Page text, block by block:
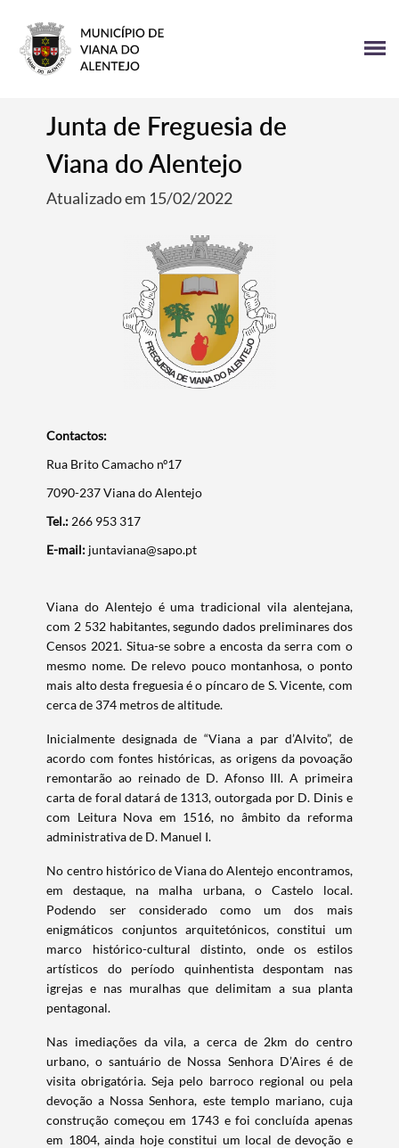
Termo de Pesquisa
Junta de Freguesia de
Viana do Alentejo
Atualizado em 15/02/2022
Contactos:
Rua Brito Camacho nº17
7090-237 Viana do Alentejo
Tel.: 266 953 317
E-mail: juntaviana@sapo.pt
Viana do Alentejo é uma tradicional vila alentejana,
com 2 532 habitantes, segundo dados preliminares dos
Censos 2021. Situa-se sobre a encosta da serra com o
mesmo nome. De relevo pouco montanhosa, o ponto
mais alto desta freguesia é o píncaro de S. Vicente, com
cerca de 374 metros de altitude.
Inicialmente designada de “Viana a par d’Alvito”, de
acordo com fontes históricas, as origens da povoação
remontarão ao reinado de D. Afonso III. A primeira
carta de foral datará de 1313, outorgada por D. Dinis e
com Leitura Nova em 1516, no âmbito da reforma
administrativa de D. Manuel I.
No centro histórico de Viana do Alentejo encontramos,
em destaque, na malha urbana, o Castelo local.
Podendo ser considerado como um dos mais
enigmáticos conjuntos arquitetónicos, constitui um
marco histórico-cultural distinto, onde os estilos
artísticos do período quinhentista despontam nas
igrejas e nas muralhas que delimitam a sua planta
pentagonal.
Nas imediações da vila, a cerca de 2km do centro
urbano, o santuário de Nossa Senhora D’Aires é de
visita obrigatória. Seja pelo barroco regional ou pela
devoção a Nossa Senhora, este templo mariano, cuja
construção começou em 1743 e foi concluída apenas
em 1804, ainda hoje constitui um local de devoção e